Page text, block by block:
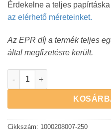
Érdekelne a teljes
az elérhető méreteinket.
Az EPR díj a termék teljes
által megfizetésre került.
Papírtáska 240x120x340 mm
Cikkszám: 1000208007-250